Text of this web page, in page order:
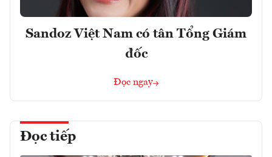
Sandoz Việt Nam có tân Tổng Giám
đốc
Đọc ngay
Đọc tiếp